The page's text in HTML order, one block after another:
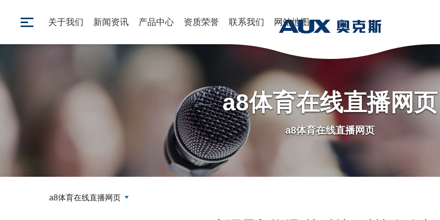
关于我们 新闻资讯 产品中心 资质荣誉 联系我们 网站地图
a8体育在线直播网页
a8体育在线直播网页
a8体育在线直播网页